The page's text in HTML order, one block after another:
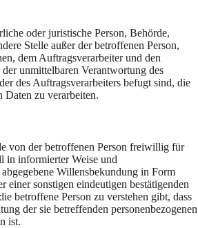
oder juristische Person, Behörde,
Stelle außer der betroffenen Person,
dem Auftragsverarbeiter und den
der unmittelbaren Verantwortung des
des Auftragsverarbeiters befugt sind, die
Daten zu verarbeiten.
von der betroffenen Person freiwillig für
in informierter Weise und
Willensbekundung in Form
einer sonstigen eindeutigen bestätigenden
betroffene Person zu verstehen gibt, dass
der sie betreffenden personenbezogenen
ist.